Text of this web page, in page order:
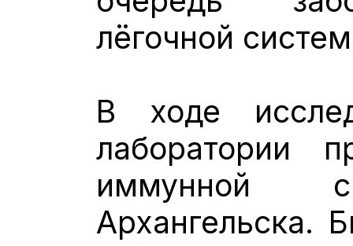
лёгочной
В ходе
лаборатории
иммунной
Архангельска.